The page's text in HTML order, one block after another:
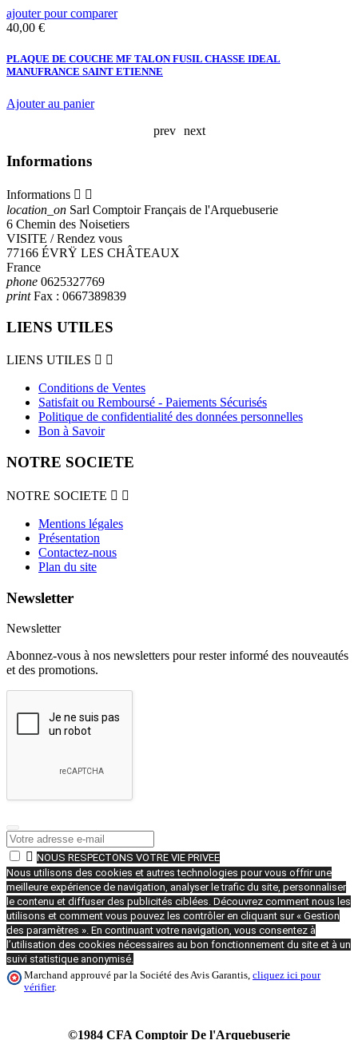
ajouter pour comparer
Prix
40,00 €
PLAQUE DE COUCHE MF TALON FUSIL CHASSE IDEAL
MANUFRANCE SAINT ETIENNE
Ajouter au panier
prev
next
Informations
Informations  
location_on Sarl Comptoir Français de l'Arquebuserie
6 Chemin des Noisetiers
VISITE / Rendez vous
77166 ÉVRŸ LES CHÂTEAUX
France
phone 0625327769
printFax : 0667389839
LIENS UTILES
LIENS UTILES  
Conditions de Ventes
Satisfait ou Remboursé - Paiements Sécurisés
Politique de confidentialité des données personnelles
Bon à Savoir
NOTRE SOCIETE
NOTRE SOCIETE  
Mentions légales
Présentation
Contactez-nous
Plan du site
Newsletter
Newsletter
Abonnez-vous à nos newsletters pour rester informé des nouveautés
et des promotions.
 NOUS RESPECTONS VOTRE VIE PRIVEE
Nous utilisons des cookies et autres technologies pour vous offrir une
meilleure expérience de navigation, analyser le trafic du site, personnaliser
le contenu et diffuser des publicités ciblées. Découvrez comment nous les
utilisons et comment vous pouvez les contrôler en cliquant sur « Gestion
des paramètres ». En continuant votre navigation, vous consentez à
l’utilisation des cookies nécessaires au bon fonctionnement du site et à un
suivi statistique anonymisé.
Marchand approuvé par la Société des Avis Garantis, cliquez ici pour
vérifier.
©1984 CFA Comptoir De l'Arquebuserie